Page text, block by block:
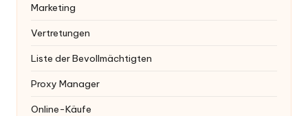
Marketing
Vertretungen
Liste der Bevollmächtigten
Proxy Manager
Online-Käufe